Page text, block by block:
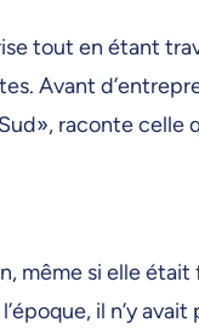
tout en étant
Avant
raconte celle
même si elle
il n’y